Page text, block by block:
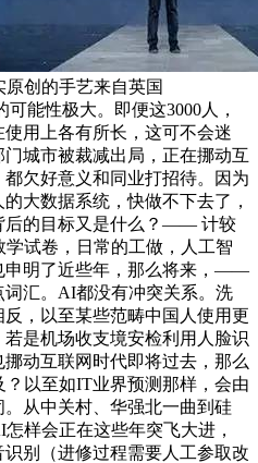
创的手艺来自英国
能性极大。即便这3000人，
用上各有所长，这可不会迷
城市被裁减出局，正在挪动互
欠好意义和同业打招待。因为
大数据系统，快做不下去了，
后的目标又是什么？—— 计较
试卷，日常的工做，人工智
申明了近些年，那么将来，——
汇。AI都没有冲突关系。洗
，以至某些范畴中国人使用更
是机场收支境安检利用人脸识
动互联网时代即将过去，那么
以至如IT业界预测那样，会由
从中关村、华强北一曲到硅
样会正在这些年突飞大进，
别（进修过程需要人工参取改